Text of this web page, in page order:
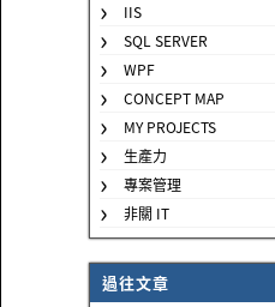
IIS
SQL SERVER
WPF
CONCEPT MAP
MY PROJECTS
生產力
專案管理
非關 IT
過往文章